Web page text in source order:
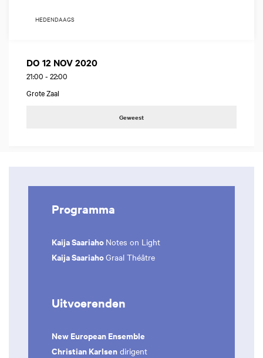
HEDENDAAGS
DO 12 NOV 2020
21:00 - 22:00
Grote Zaal
Geweest
Programma
Kaija Saariaho Notes on Light
Kaija SaariahoGraal Théâtre
Uitvoerenden
New European Ensemble
Christian Karlsen dirigent